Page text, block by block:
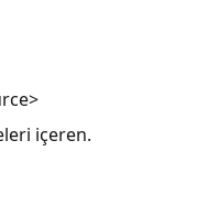
içeren.